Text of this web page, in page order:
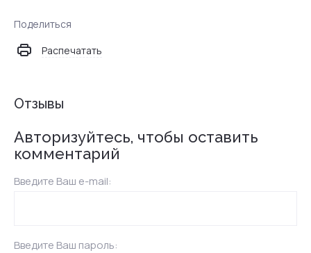
Поделиться
Распечатать
Отзывы
Авторизуйтесь, чтобы оставить
комментарий
Введите Ваш e-mail:
Введите Ваш пароль: